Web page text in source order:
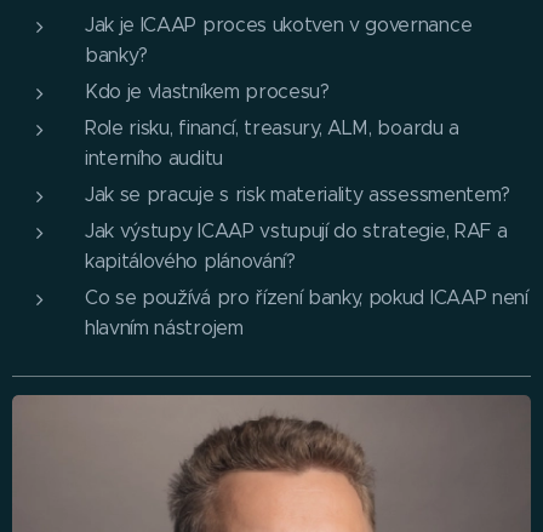
Jak je ICAAP proces ukotven v governance
banky?
Kdo je vlastníkem procesu?
Role risku, financí, treasury, ALM, boardu a
interního auditu
Jak se pracuje s risk materiality assessmentem?
Jak výstupy ICAAP vstupují do strategie, RAF a
kapitálového plánování?
Co se používá pro řízení banky, pokud ICAAP není
hlavním nástrojem